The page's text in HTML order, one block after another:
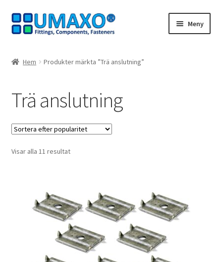
Hoppa
till
Hoppa
till
Meny
Avtryck
Dra dig ur kontraktet
Kassaapparat
Mitt konto
Hem Produkter märkta ”Trä anslutning”
Trä anslutning
Visar alla 11 resultatSortera